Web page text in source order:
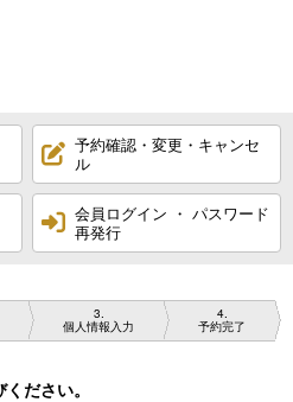
予約確認・変更・キャンセ
ル
会員ログイン ・ パスワード
再発行
3
個人情報入力
4
予約完了
ださい。